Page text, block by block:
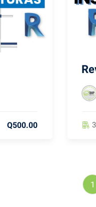
Q500.00
1